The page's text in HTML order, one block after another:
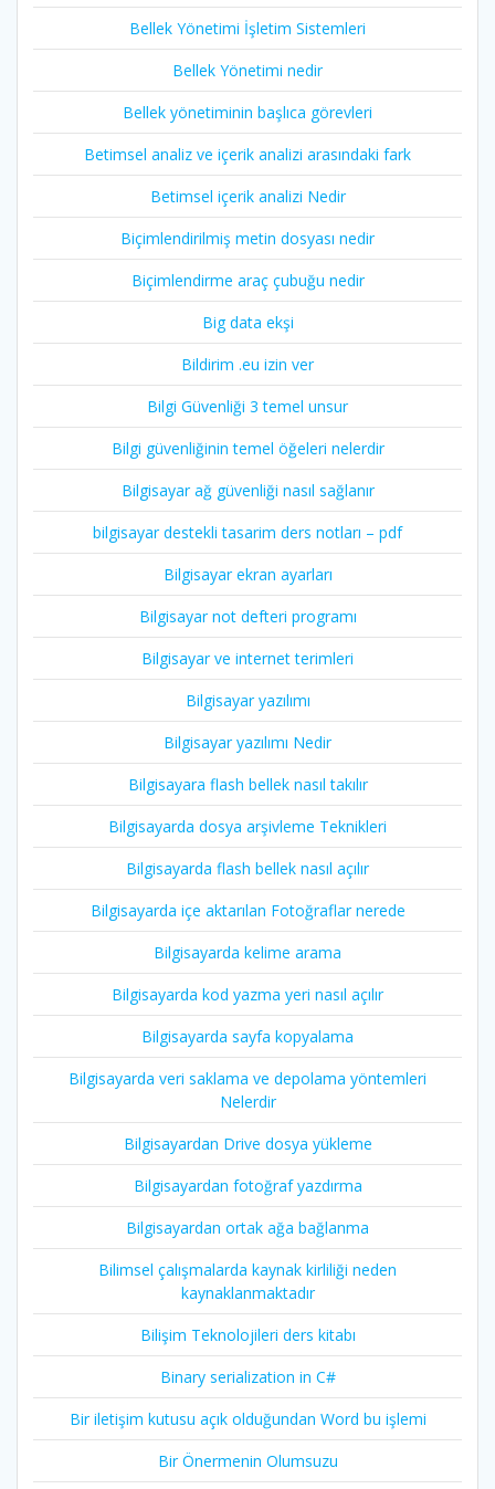
Bellek Yönetimi İşletim Sistemleri
Bellek Yönetimi nedir
Bellek yönetiminin başlıca görevleri
Betimsel analiz ve içerik analizi arasındaki fark
Betimsel içerik analizi Nedir
Biçimlendirilmiş metin dosyası nedir
Biçimlendirme araç çubuğu nedir
Big data ekşi
Bildirim .eu izin ver
Bilgi Güvenliği 3 temel unsur
Bilgi güvenliğinin temel öğeleri nelerdir
Bilgisayar ağ güvenliği nasıl sağlanır
bilgisayar destekli tasarim ders notları – pdf
Bilgisayar ekran ayarları
Bilgisayar not defteri programı
Bilgisayar ve internet terimleri
Bilgisayar yazılımı
Bilgisayar yazılımı Nedir
Bilgisayara flash bellek nasıl takılır
Bilgisayarda dosya arşivleme Teknikleri
Bilgisayarda flash bellek nasıl açılır
Bilgisayarda içe aktarılan Fotoğraflar nerede
Bilgisayarda kelime arama
Bilgisayarda kod yazma yeri nasıl açılır
Bilgisayarda sayfa kopyalama
Bilgisayarda veri saklama ve depolama yöntemleri
Nelerdir
Bilgisayardan Drive dosya yükleme
Bilgisayardan fotoğraf yazdırma
Bilgisayardan ortak ağa bağlanma
Bilimsel çalışmalarda kaynak kirliliği neden
kaynaklanmaktadır
Bilişim Teknolojileri ders kitabı
Binary serialization in C#
Bir iletişim kutusu açık olduğundan Word bu işlemi
Bir Önermenin Olumsuzu